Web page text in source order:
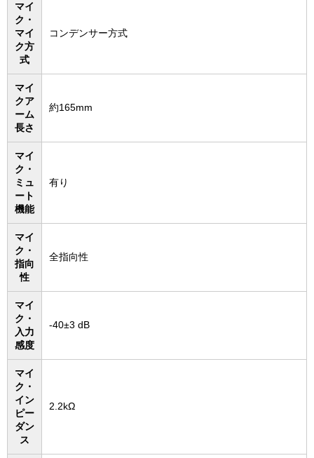
マイ
ク・
マイ
ク方
式
コンデンサー方式
マイ
クア
ーム
長さ
約165mm
マイ
ク・
ミュ
ート
機能
有り
マイ
ク・
指向
性
全指向性
マイ
ク・
入力
感度
-40±3 dB
マイ
ク・
イン
ピー
ダン
ス
2.2kΩ